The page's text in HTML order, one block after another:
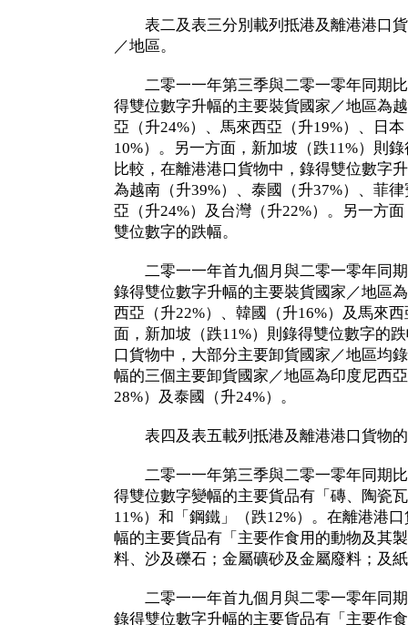
表二及表三分別載列抵港及離港港口貨
／地區。
二零一一年第三季與二零一零年同期比
得雙位數字升幅的主要裝貨國家／地區為
亞（升24%）、馬來西亞（升19%）、日
10%）。另一方面，新加坡（跌11%）則
比較，在離港港口貨物中，錄得雙位數字
為越南（升39%）、泰國（升37%）、菲
亞（升24%）及台灣（升22%）。另一方
雙位數字的跌幅。
二零一一年首九個月與二零一零年同期
錄得雙位數字升幅的主要裝貨國家／地區
西亞（升22%）、韓國（升16%）及馬來
面，新加坡（跌11%）則錄得雙位數字的
口貨物中，大部分主要卸貨國家／地區均
幅的三個主要卸貨國家／地區為印度尼西
28%）及泰國（升24%）。
表四及表五載列抵港及離港港口貨物的
二零一一年第三季與二零一零年同期比
得雙位數字變幅的主要貨品有「磚、陶瓷
11%）和「鋼鐵」（跌12%）。在離港港
幅的主要貨品有「主要作食用的動物及其
料、沙及礫石；金屬礦砂及金屬廢料；及
二零一一年首九個月與二零一零年同期
錄得雙位數字升幅的主要貨品有「主要作